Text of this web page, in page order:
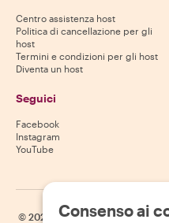
Centro assistenza host
Politica di cancellazione per gli
host
Termini e condizioni per gli host
Diventa un host
Seguici
Facebook
Instagram
YouTube
© 2026 Withlocals.com |
Consenso ai